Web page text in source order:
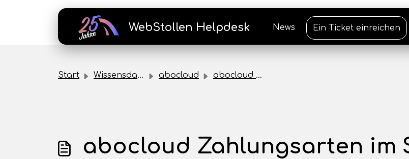
WebStollen Helpdesk News Ein Ticket einreichen
Start Wissensdatenbank abocloud abocloud Dokumentation
abocloud Zahlungsarten im